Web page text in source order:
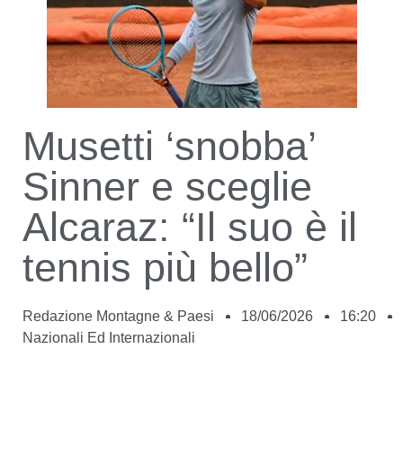
Musetti ‘snobba’
Sinner e sceglie
Alcaraz: “Il suo è il
tennis più bello”
Redazione Montagne & Paesi 18/06/2026
16:20
Nazionali Ed Internazionali